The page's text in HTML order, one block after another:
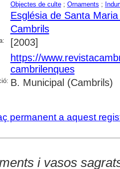
Objectes de culte; Ornaments ;
Església de Santa
Cambrils
[2003]
https://
cambrilenques
B. Municipal (Cambrils)
permanent a aquest
i vasos